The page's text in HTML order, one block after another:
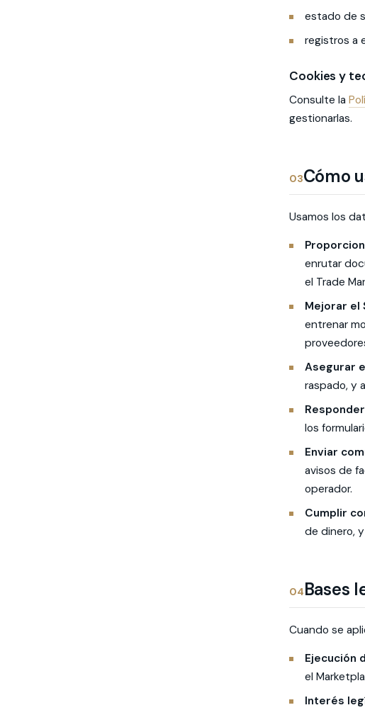
estado de
registros a
Cookies y
Consulte la
gestionarlas.
03Cómo
Usamos los
enrutar
el Trade
Mejorar el
entrenar
Asegurar
raspado, y
los
Enviar
avisos de
operador.
Cumplir
de dinero,
04Bases
Cuando se
Ejecución
el
Interés